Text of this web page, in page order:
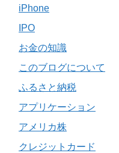
iPhone
IPO
お金の知識
このブログについて
ふるさと納税
アプリケーション
アメリカ株
クレジットカード